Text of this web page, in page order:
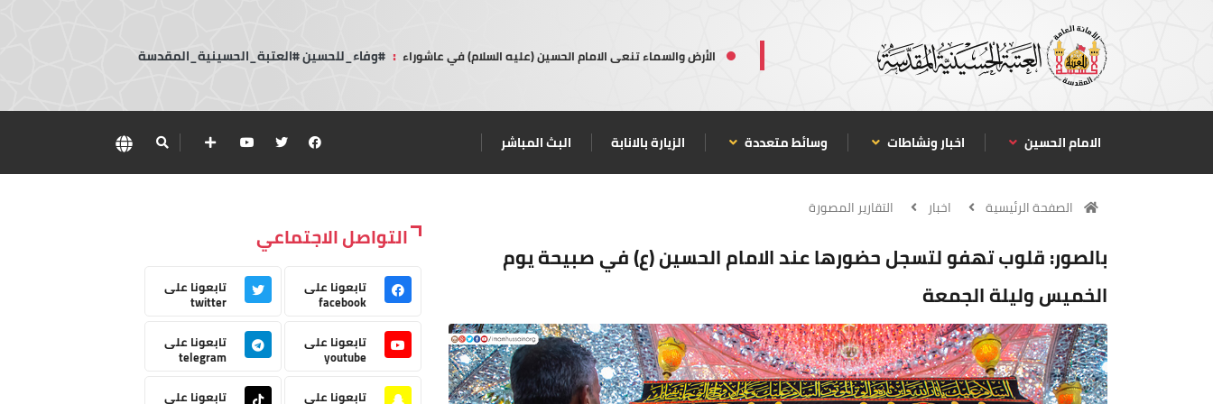
الأرض والسماء تنعى الامام الحسين (عليه السلام) في عاشوراء : #وفاء_للحسين #العتبة_الحسينية_المقدسة
الامام الحسين اخبار ونشاطات وسائط متعددة الزيارة بالانابة البث المباشر
الصفحة الرئيسية اخبار التقارير المصورة
بالصور: قلوب تهفو لتسجل حضورها عند الامام الحسين (ع) في صبيحة يوم
الخميس وليلة الجمعة
التواصل الاجتماعي
تابعونا على
facebook
تابعونا على
twitter
تابعونا على
youtube
تابعونا على
telegram
تابعونا على
تابعونا على